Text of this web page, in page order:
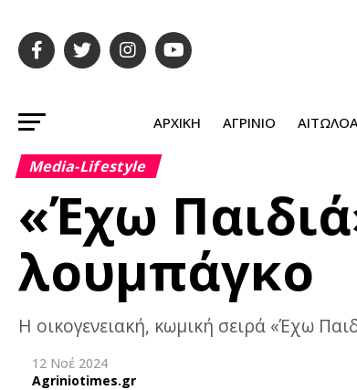
ΑΡΧΙΚΉ ΑΓΡΊΝΙΟ
Media-Lifestyle
«Έχω
λουμπάγκο
H οικογενειακή, κωμική σειρά «Έχω
12 Νοέ 2024
Agriniotimes.gr